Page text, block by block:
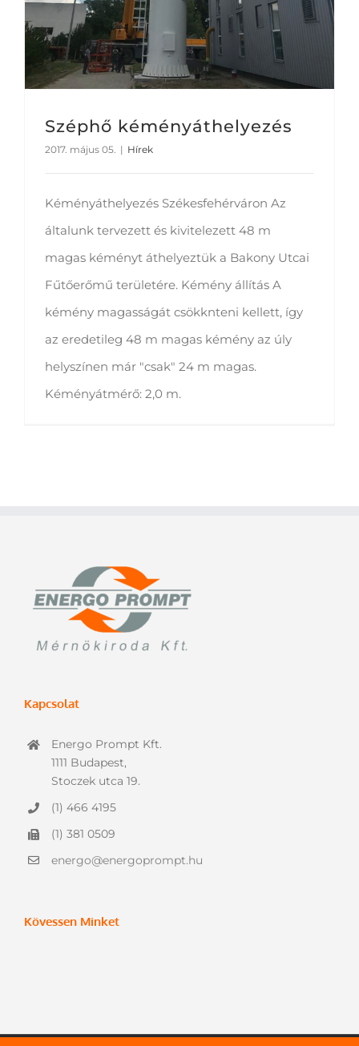
Széphő kéményáthelyezés
2017. május 05. | Hírek
Kéményáthelyezés Székesfehérváron Az
általunk tervezett és kivitelezett 48 m
magas kéményt áthelyeztük a Bakony Utcai
Fűtőerőmű területére. Kémény állítás A
kémény magasságát csökknteni kellett, így
az eredetileg 48 m magas kémény az úly
helyszínen már "csak" 24 m magas.
Kéményátmérő: 2,0 m.
Kapcsolat
Energo Prompt Kft.
1111 Budapest,
Stoczek utca 19.
(1) 466 4195
(1) 381 0509
energo@energoprompt.hu
Kövessen Minket